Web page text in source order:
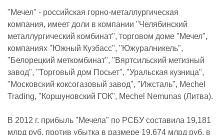
"Мечел" - российская горно-металлургическая
компания, имеет доли в компании "Челябинский
металлургический комбинат", торговом доме "Мечел",
компаниях "Южный Кузбасс", "Южуралникель",
"Белорецкий меткомбинат", "Вяртсильский метизный
завод", "Торговый дом Посьет", "Уральская кузница",
"Московский коксогазовый завод", "Ижсталь", Mechel
Trading, "Коршуновский ГОК", Mechel Nemunas (Литва).
В 2012 г. прибыль "Мечела" по РСБУ составила 19,181
млрд руб. против убытка в размере 19,674 млрд руб. в